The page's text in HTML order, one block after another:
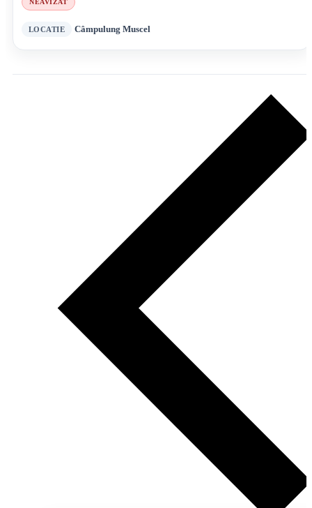
NEAVIZAT
Câmpulung Muscel